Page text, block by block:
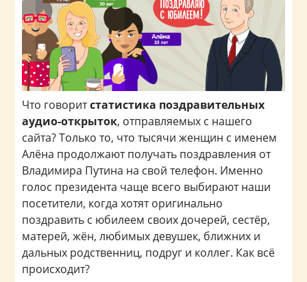
Что говоритстатистика поздравительных
аудио-открыток, отправляемых с нашего
сайта? Только то, что тысячи женщин с именем
Алёна продолжают получать поздравления от
Владимира Путина на свой телефон. Именно
голос президента чаще всего выбирают наши
посетители, когда хотят оригинально
поздравить с юбилеем своих дочерей, сестёр,
матерей, жён, любимых девушек, ближних и
дальных родственниц, подруг и коллег. Как всё
происходит?